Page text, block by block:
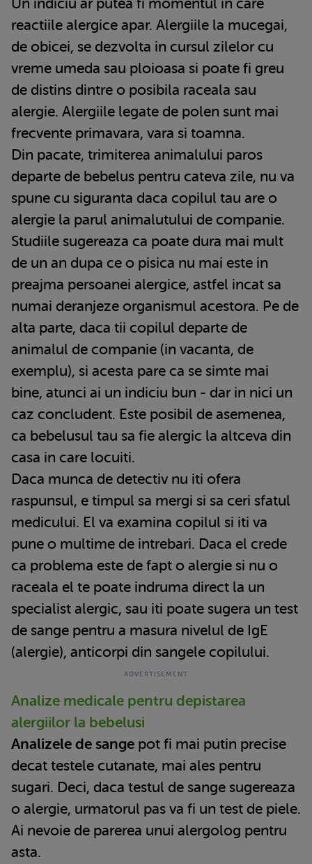
reactiile alergice apar. Alergiile la mucegai,
de obicei, se dezvolta in cursul zilelor cu
vreme umeda sau ploioasa si poate fi greu
de distins dintre o posibila raceala sau
alergie. Alergiile legate de polen sunt mai
frecvente primavara, vara si toamna.
Din pacate, trimiterea animalului paros
departe de bebelus pentru cateva zile, nu va
spune cu siguranta daca copilul tau are o
alergie la parul animalutului de companie.
Studiile sugereaza ca poate dura mai mult
de un an dupa ce o pisica nu mai este in
preajma persoanei alergice, astfel incat sa
numai deranjeze organismul acestora. Pe de
alta parte, daca tii copilul departe de
animalul de companie (in vacanta, de
exemplu), si acesta pare ca se simte mai
bine, atunci ai un indiciu bun - dar in nici un
caz concludent. Este posibil de asemenea,
ca bebelusul tau sa fie alergic la altceva din
casa in care locuiti.
Daca munca de detectiv nu iti ofera
raspunsul, e timpul sa mergi si sa ceri sfatul
medicului. El va examina copilul si iti va
pune o multime de intrebari. Daca el crede
ca problema este de fapt o alergie si nu o
raceala el te poate indruma direct la un
specialist alergic, sau iti poate sugera un test
de sange pentru a masura nivelul de IgE
(alergie), anticorpi din sangele copilului.
Analize medicale pentru depistarea
alergiilor la bebelusi
Analizele de sange pot fi mai putin precise
decat testele cutanate, mai ales pentru
sugari. Deci, daca testul de sange sugereaza
o alergie, urmatorul pas va fi un test de piele.
Ai nevoie de parerea unui alergolog pentru
asta.